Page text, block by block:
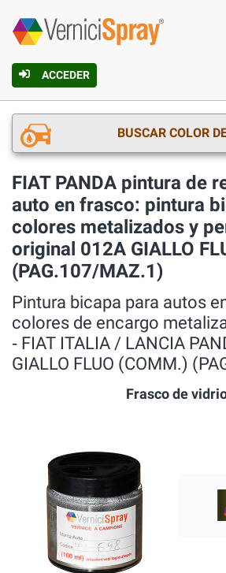
ACCEDER
BUSCAR COLOR
FIAT PANDA pintura de
auto en frasco: pintura
colores metalizados y
original 012A GIALLO
(PAG.107/MAZ.1)
Pintura bicapa para autos
colores de encargo
‐ FIAT ITALIA / LANCIA
GIALLO FLUO (COMM.)
Frasco de